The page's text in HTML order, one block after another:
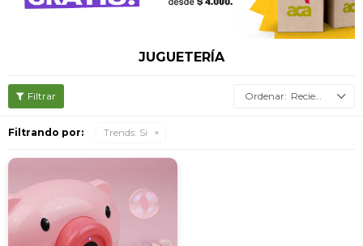
JUGUETERÍA
Recientes
Filtrando por: Trends: Si